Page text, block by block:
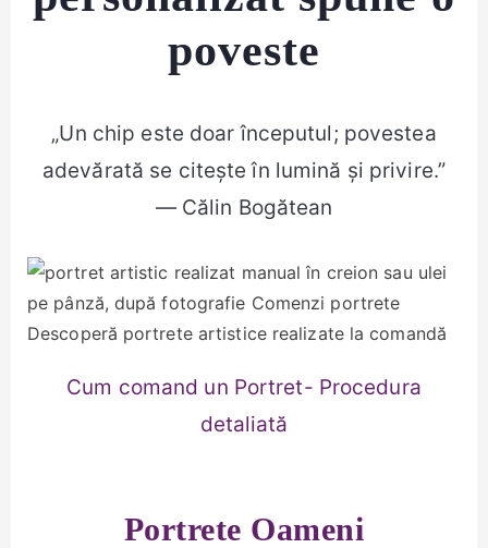
poveste
„Un chip este doar începutul; povestea
adevărată se citește în lumină și privire.”
— Călin Bogătean
Descoperă portrete artistice realizate la comandă
Cum comand un Portret- Procedura
detaliată
Portrete Oameni